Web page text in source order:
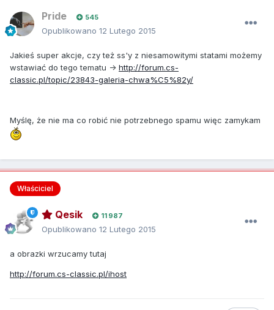
Pride 545
Opublikowano 12 Lutego 2015
Jakieś super akcje, czy też ss'y z niesamowitymi statami możemy
wstawiać do tego tematu -> http://forum.cs-
classic.pl/topic/23843-galeria-chwa%C5%82y/
Myślę, że nie ma co robić nie potrzebnego spamu więc zamykam
Właściciel
Qesik 11 987
Opublikowano 12 Lutego 2015
a obrazki wrzucamy tutaj
http://forum.cs-classic.pl/ihost